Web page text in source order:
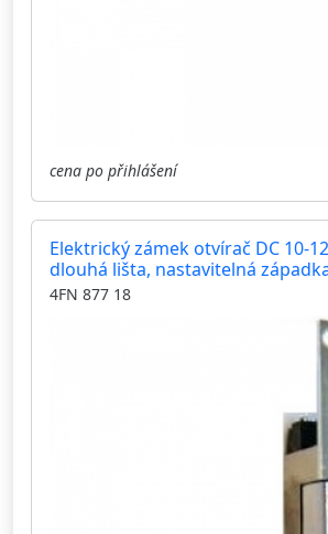
cena po přihlášení
Elektrický zámek otvírač DC 10-
dlouhá lišta, nastavitelná
4FN 877 18